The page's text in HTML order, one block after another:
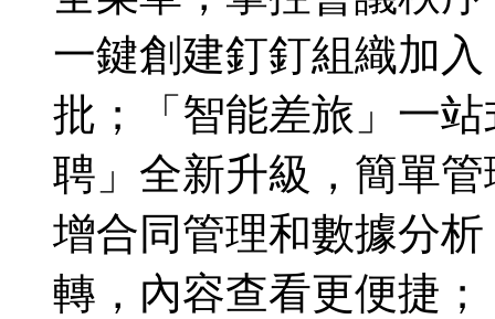
一鍵創建釘釘組織加
批；「智能差旅」一
聘」全新升級，簡單
增合同管理和數據分
轉，內容查看更便捷